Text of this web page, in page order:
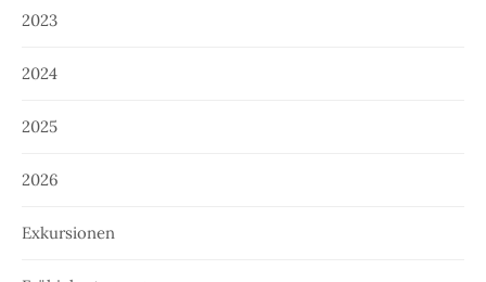
2023
2024
2025
2026
Exkursionen